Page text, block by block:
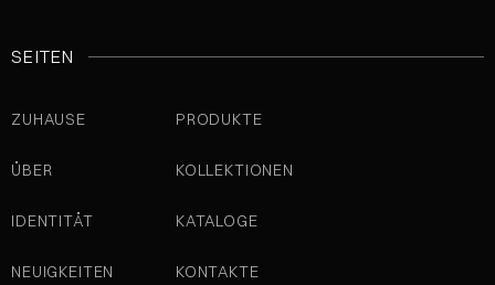
SEITEN
ZUHAUSE
ÜBER
IDENTITÄT
NEUIGKEITEN
PRODUKTE
KOLLEKTIONEN
KATALOGE
KONTAKTE